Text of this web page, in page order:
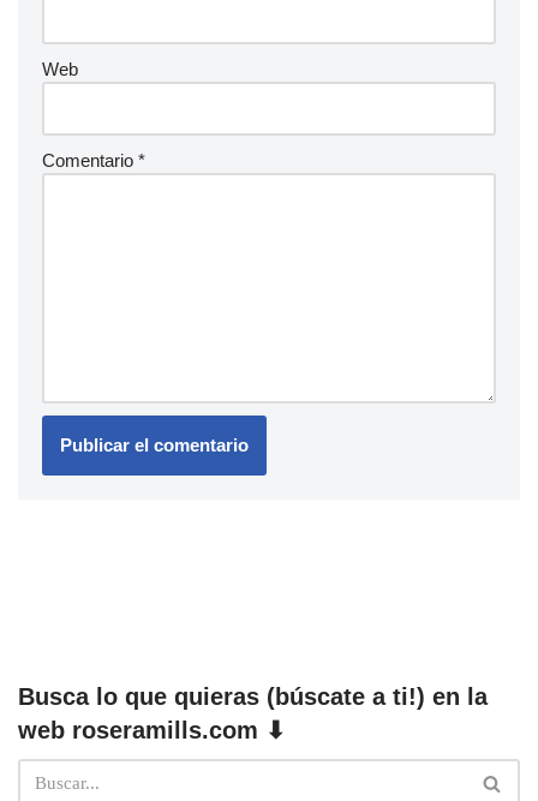
Web
Comentario *
Busca lo que quieras (búscate a ti!) en la
web roseramills.com ⬇